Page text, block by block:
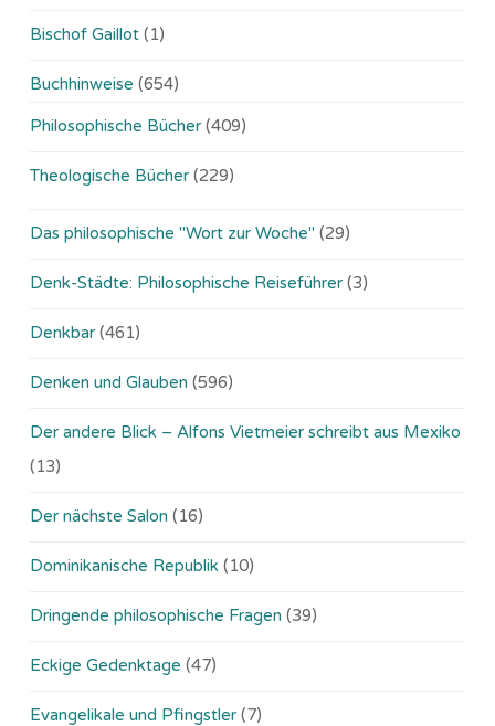
Bischof Gaillot (1)
Buchhinweise (654)
Philosophische Bücher (409)
Theologische Bücher (229)
Das philosophische "Wort zur Woche" (29)
Denk-Städte: Philosophische Reiseführer (3)
Denkbar (461)
Denken und Glauben (596)
Der andere Blick – Alfons Vietmeier schreibt aus Mexiko
(13)
Der nächste Salon (16)
Dominikanische Republik (10)
Dringende philosophische Fragen (39)
Eckige Gedenktage (47)
Evangelikale und Pfingstler (7)